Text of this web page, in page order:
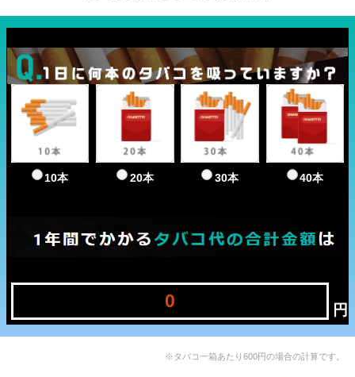
10本 20本 30本 40本
0 円
※タバコ一箱あたり600円の場合の計算です。